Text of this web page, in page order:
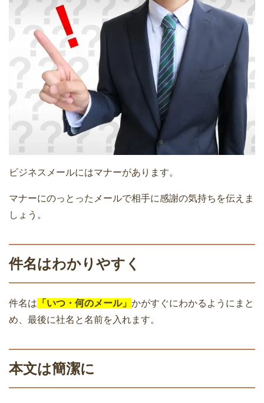
ビジネスメールにはマナーがあります。
マナーにのっとったメールで相手に感謝の気持ちを伝えま
しょう。
件名はわかりやすく
件名は 「いつ・何のメール」 かがすぐにわかるようにまと
め、最後に社名と名前を入れます。
本文は簡潔に